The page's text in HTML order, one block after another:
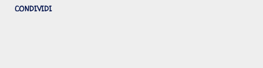
CONDIVIDI